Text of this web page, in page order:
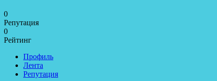
0
Репутация
0
Рейтинг
Профиль
Лента
Репутация